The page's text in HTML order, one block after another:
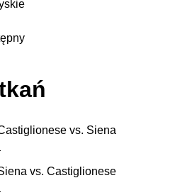
vs. Siena
vs. Castiglionese